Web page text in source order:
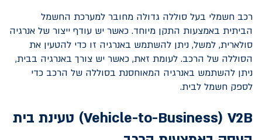
רכב חשמלי בעל סוללה גדולה מחובר למערכת החשמל
הביתית באמצעות התקן מיוחד. כאשר יש עודף ייצור של אנרגיה
סולארית, למשל, ניתן להשתמש באנרגיה זו כדי להטעין את
הסוללה של הרכב. לעומת זאת, כאשר יש צורך באנרגיה בבית,
ניתן להשתמש באנרגיה המאוחסנת בסוללה של הרכב כדי
לספק חשמל לבית.
V2B
(
Vehicle-to-Business) טעינת בית